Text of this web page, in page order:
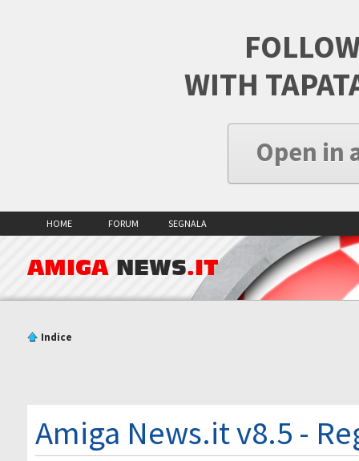
WITH
Open in
HOME FORUM SEGNALA
AMIGA NEWS.IT
Indice
Amiga News.it v8.5 -